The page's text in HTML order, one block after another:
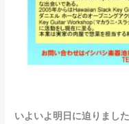
いよいよ明日に迫りまし